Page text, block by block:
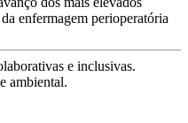
enfermagem perioperatória
e inclusivas.
ambiental.